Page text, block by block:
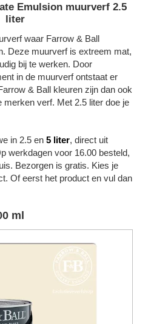
Emulsion muurverf 2.5
liter
waar Farrow & Ball
Deze muurverf is extreem mat,
bij te werken. Door
in de muurverf ontstaat er
& Ball kleuren zijn dan ook
merken verf. Met 2.5 liter doe je
in 2.5 en 5 liter, direct uit
werkdagen voor 16.00 besteld,
Bezorgen is gratis. Kies je
Of eerst het product en vul dan
ml